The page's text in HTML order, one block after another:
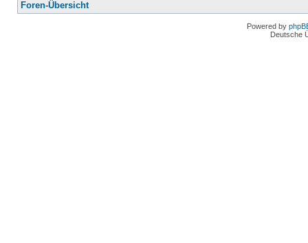
Foren-Übersicht
Powered by
Deutsche